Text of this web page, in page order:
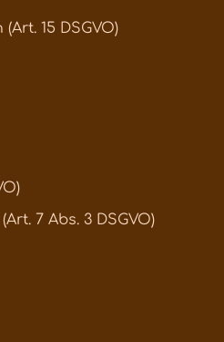
15 DSGVO)
7 Abs. 3 DSGVO)